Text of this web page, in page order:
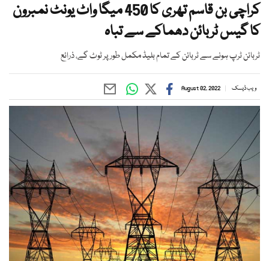
کراچی بن قاسم تھری کا 450 میگا واٹ یونٹ نمبرون
کا گیس ٹربائن دھماکے سے تباہ
ٹربائن ٹرپ ہونے سے ٹربائن کے تمام بلیڈ مکمل طور پر ٹوٹ گے، ذرائع
ویب ڈیسک August 02, 2022